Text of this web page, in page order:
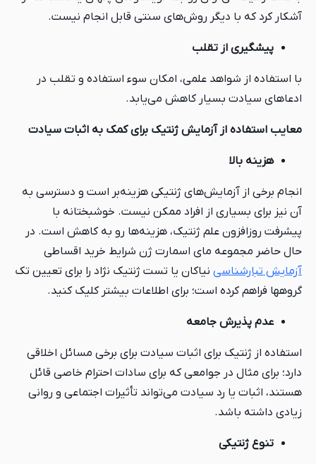
آشکار کرد که با دیگر روش‌های سنتی قابل انجام نیست.
پیشگیری از تقلب
با استفاده از شواهد علمی، امکان سوء استفاده و تقلب در
ادعاهای سیادت بسیار کاهش می‌یابد.
معایب استفاده از آزمایش ژنتیک برایکمک به اثبات سیادت
هزینه بالا
انجام برخی از آزمایش‌های ژنتیکی هزینه‌بر است و دسترسی به
آن نیز برای بسیاری از افراد ممکن نیست. خوشبختانه با
پیشرفت روزافزون علم ژنتیک، هزینه‌ها رو به کاهش است. در
حال حاضر مجموعه مای اسمارت ژن شرایط خرید اقساطی
آزمایش تبارشناسی نیاکان یا تست ژنتیک نژاد را برای تعیین تک
گروهها فراهم کرده است؛ برای اطلاعات بیشتر کلیک کنید.
عدم پذیرش جامعه
استفاده از ژنتیک برای اثبات سیادت برای برخی مسائل اخلاقی
دارد؛ برای مثال در جوامعی که برای سادات احترام خاصی قائل
هستند، اثبات یا رد سیادت می‌تواند تأثیرات اجتماعی و روانی
زیادی داشته باشد.
تنوع ژنتیکی